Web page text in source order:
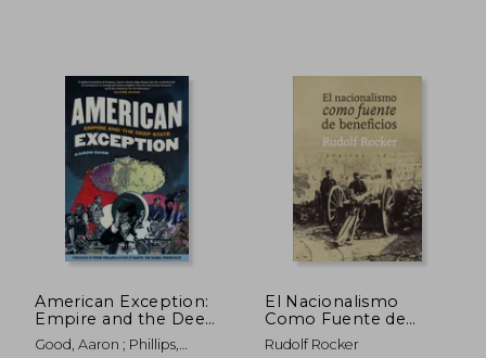
American Exception:
Empire and the Deep
State (en Inglés)
Good, Aaron ; Phillips,
El Nacionalismo
Como Fuente de
Beneficios
Rudolf Rocker